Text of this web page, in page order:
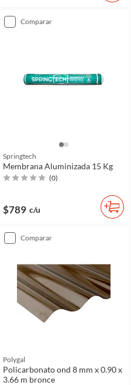
comparar
Springtech
Membrana Aluminizada 15 Kg
(0)
$789 c/u
comparar
Polygal
Policarbonato ond 8 mm x 0.90 x
3.66 m bronce